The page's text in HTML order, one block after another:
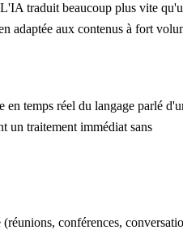
L'IA traduit beaucoup plus vite
adaptée aux contenus à fort
en temps réel du langage parlé
un traitement immédiat sans
conférences,